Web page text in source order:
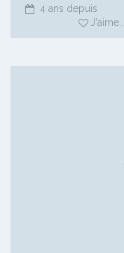
4 ans depuis
J'aime